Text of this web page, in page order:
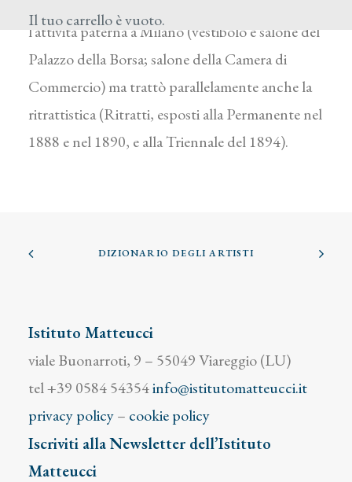
Il tuo carrello è vuoto.
l’attività paterna a Milano (vestibolo e salone del
Palazzo della Borsa; salone della Camera di
Commercio) ma trattò parallelamente anche la
ritrattistica (Ritratti, esposti alla Permanente nel
1888 e nel 1890, e alla Triennale del 1894).
DIZIONARIO DEGLI ARTISTI
Istituto Matteucci
viale Buonarroti, 9 – 55049 Viareggio (LU)
tel +39 0584 54354info@istitutomatteucci.it
privacy policy– cookie policy
Iscriviti alla Newsletter dell’Istituto
Matteucci